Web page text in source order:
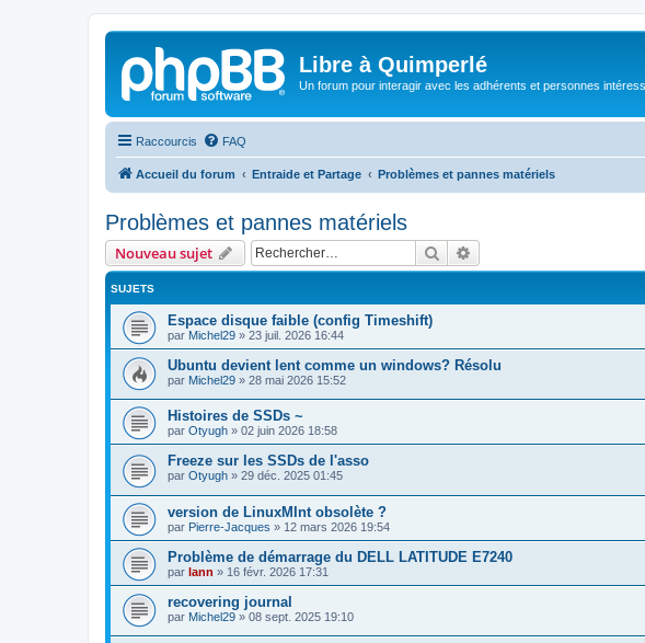
Libre à Quimperlé
Un forum pour interagir avec les adhérents et personnes
Raccourcis FAQ
Accueil du forum Entraide et Partage Problèmes et pannes matériels
Problèmes et pannes matériels
Nouveau sujet Rechercher
SUJETS
Espace disque faible (config Timeshift)
par Michel29 » 23 juil. 2026 16:44
Ubuntu devient lent comme un windows? Résolu
par Michel29 » 28 mai 2026 15:52
Histoires de SSDs ~
par Otyugh » 02 juin 2026 18:58
Freeze sur les SSDs de l'asso
par Otyugh » 29 déc. 2025 01:45
version de LinuxMInt obsolète ?
par Pierre-Jacques » 12 mars 2026 19:54
Problème de démarrage du DELL LATITUDE E7240
par lann » 16 févr. 2026 17:31
recovering journal
par Michel29 » 08 sept. 2025 19:10